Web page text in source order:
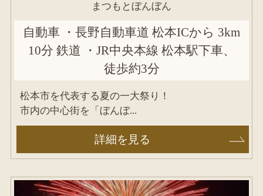
まつもとぼんぼん
自動車 ・長野自動車道 松本ICから 3km
10分 鉄道 ・JR中央本線 松本駅下車、
徒歩約3分
松本市を代表する夏の一大祭り！
市内の中心街を「ぼんぼ...
詳細を見る